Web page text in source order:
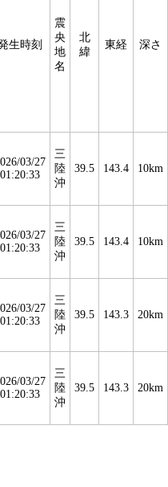
生時刻
震
央
地
名
北
緯
東経 深さ
03/27
01:20:33
三
陸
沖
39.5 143.4 10km
03/27
01:20:33
三
陸
沖
39.5 143.4 10km
03/27
01:20:33
三
陸
沖
39.5 143.3 20km
03/27
01:20:33
三
陸
沖
39.5 143.3 20km